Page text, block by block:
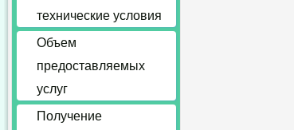
технические условия
Объем
предоставляемых
услуг
Получение